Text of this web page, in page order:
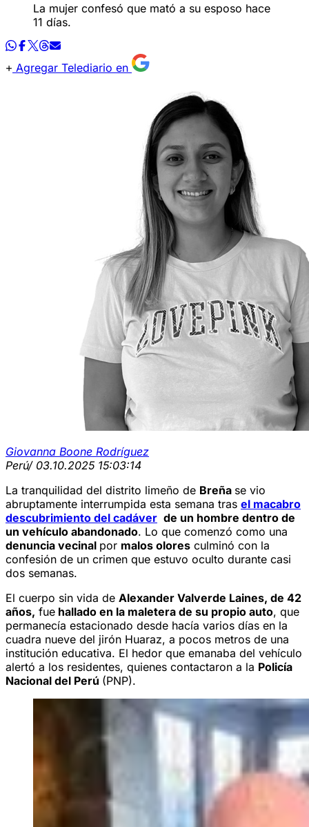
La mujer confesó que mató a su esposo hace
11 días.
Agregar Telediario en
Giovanna Boone Rodríguez
Perú/ 03.10.2025 15:03:14
La tranquilidad del distrito limeño de Breña se vio
abruptamente interrumpida esta semana tras el macabro
descubrimiento del cadáver de un hombre dentro de
un vehículo abandonado. Lo que comenzó como una
denuncia vecinal por malos olores culminó con la
confesión de un crimen que estuvo oculto durante casi
dos semanas.
El cuerpo sin vida de Alexander Valverde Laines, de 42
años, fue hallado en la maletera de su propio auto, que
permanecía estacionado desde hacía varios días en la
cuadra nueve del jirón Huaraz, a pocos metros de una
institución educativa. El hedor que emanaba del vehículo
alertó a los residentes, quienes contactaron a la Policía
Nacional del Perú (PNP).